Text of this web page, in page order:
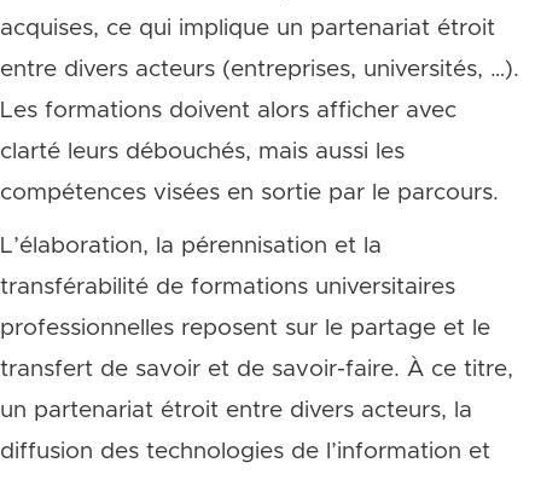
acquises, ce qui implique un partenariat étroit
entre divers acteurs (entreprises, universités, …).
Les formations doivent alors afficher avec
clarté leurs débouchés, mais aussi les
compétences visées en sortie par le parcours.
L’élaboration, la pérennisation et la
transférabilité de formations universitaires
professionnelles reposent sur le partage et le
transfert de savoir et de savoir-faire. À ce titre,
un partenariat étroit entre divers acteurs, la
diffusion des technologies de l’information et